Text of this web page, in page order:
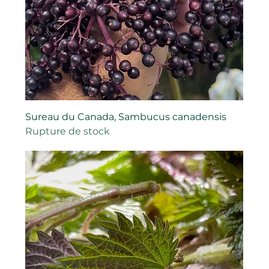
Sureau du Canada, Sambucus canadensis
Rupture de stock